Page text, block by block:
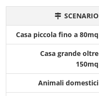
SCENARIO
Casa piccola fino a 80mq
Casa grande oltre
150mq
Animali domestici